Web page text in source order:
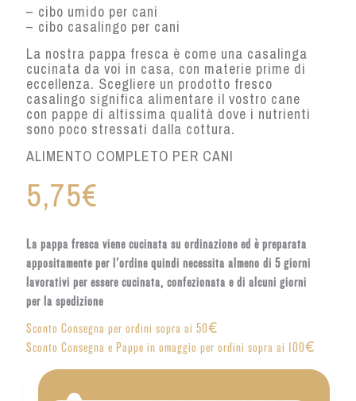
– cibo umido per cani
– cibo casalingo per cani
La nostra pappa fresca è come una casalinga
cucinata da voi in casa, con materie prime di
eccellenza. Scegliere un prodotto fresco
casalingo significa alimentare il vostro cane
con pappe di altissima qualità dove i nutrienti
sono poco stressati dalla cottura.
ALIMENTO COMPLETO PER CANI
5,75€
La pappa fresca viene cucinata su ordinazione ed è preparata
appositamente per l'ordine quindi necessita almeno di 5 giorni
lavorativi per essere cucinata, confezionata e di alcuni giorni
per la spedizione
Sconto Consegna per ordini sopra ai 50€
Sconto Consegna e Pappe in omaggio per ordini sopra ai 100€